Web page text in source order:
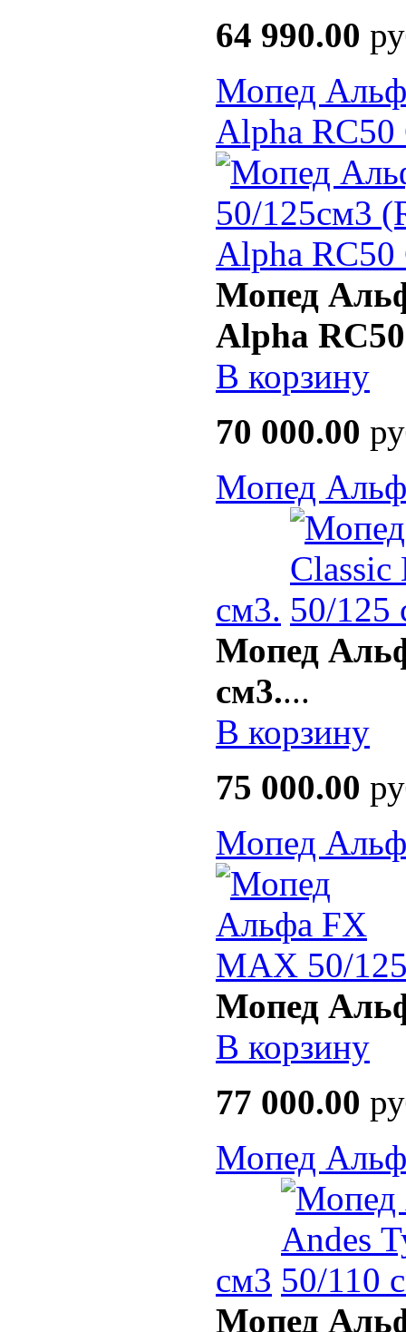
64 990.00
Мопед
Alpha RC50
Мопед
Alpha
В корзину
70 000.00
Мопед
см3.
Мопед
см3....
В корзину
75 000.00
Мопед
Мопед
В корзину
77 000.00
Мопед
см3
Мопед